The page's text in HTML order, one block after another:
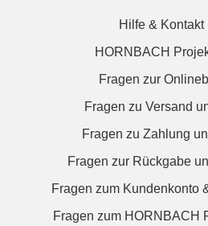
Hilfe & Kontakt
HORNBACH
Fragen zur
Fragen zu Versand
Fragen zu Zahlung
Fragen zur Rückgabe
Fragen zum Kundenkonto
Fragen zum HORNBACH